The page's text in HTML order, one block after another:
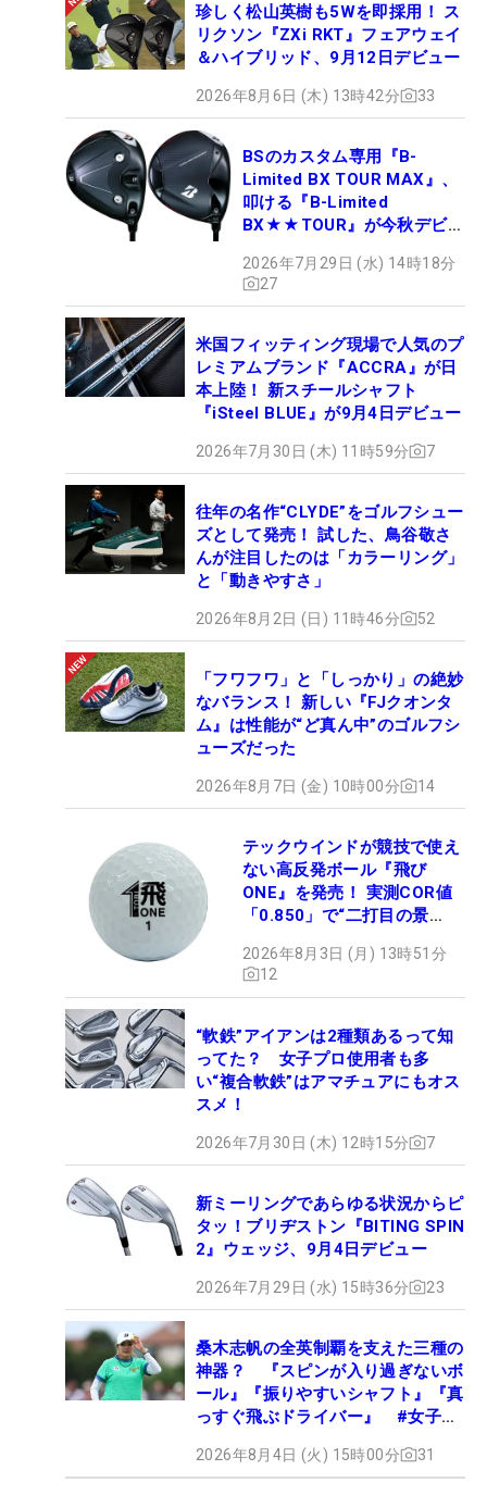
珍しく松山英樹も5Wを即採用！ ス
リクソン『ZXi RKT』フェアウェイ
＆ハイブリッド、9月12日デビュー
2026年8月6日 (木) 13時42分 33
BSのカスタム専用『B-
Limited BX TOUR MAX』、
叩ける『B-Limited
BX★★TOUR』が今秋デビュ
2026年7月29日 (水) 14時18分
27
米国フィッティング現場で人気のプ
レミアムブランド『ACCRA』が日
本上陸！ 新スチールシャフト
『iSteel BLUE』が9月4日デビュー
2026年7月30日 (木) 11時59分 7
往年の名作“CLYDE”をゴルフシュー
ズとして発売！ 試した、鳥谷敬さ
んが注目したのは「カラーリング」
と「動きやすさ」
2026年8月2日 (日) 11時46分 52
「フワフワ」と「しっかり」の絶妙
なバランス！ 新しい『FJクオンタ
ム』は性能が“ど真ん中”のゴルフシ
ューズだった
2026年8月7日 (金) 10時00分 14
テックウインドが競技で使え
ない高反発ボール『飛び
ONE』を発売！ 実測COR値
「0.850」で“二打目の景
2026年8月3日 (月) 13時51分
12
“軟鉄”アイアンは2種類あるって知
ってた？ 女子プロ使用者も多
い“複合軟鉄”はアマチュアにもオス
スメ！
2026年7月30日 (木) 12時15分 7
新ミーリングであらゆる状況からピ
タッ！ブリヂストン『BITING SPIN
2』ウェッジ、9月4日デビュー
2026年7月29日 (水) 15時36分 23
桑木志帆の全英制覇を支えた三種の
神器？ 『スピンが入り過ぎないボ
ール』『振りやすいシャフト』『真
っすぐ飛ぶドライバー』 #女子プ
2026年8月4日 (火) 15時00分 31